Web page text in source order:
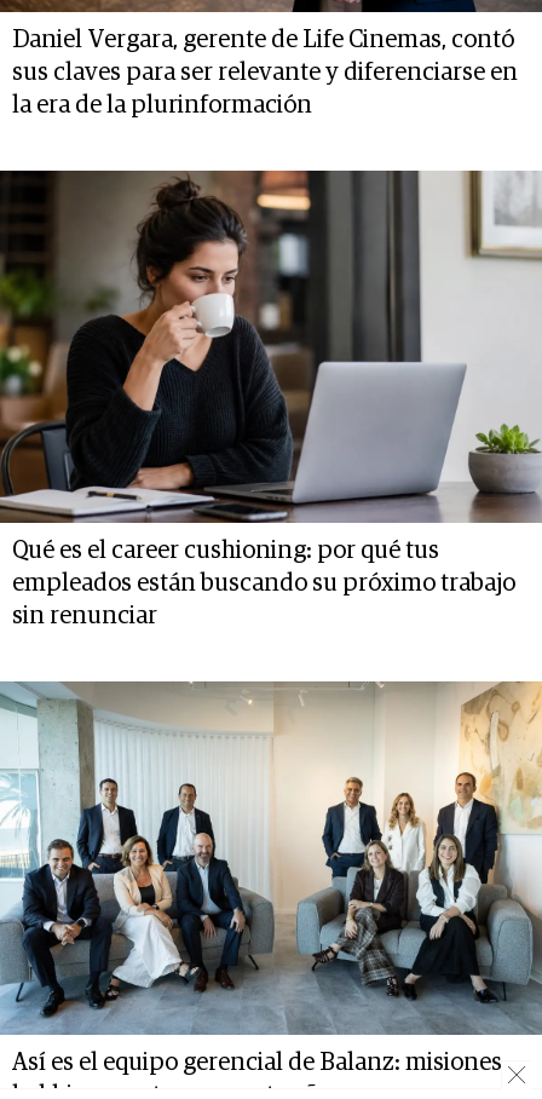
Daniel Vergara, gerente de Life Cinemas, contó
sus claves para ser relevante y diferenciarse en
la era de la plurinformación
Qué es el career cushioning: por qué tus
empleados están buscando su próximo trabajo
sin renunciar
Así es el equipo gerencial de Balanz: misiones,